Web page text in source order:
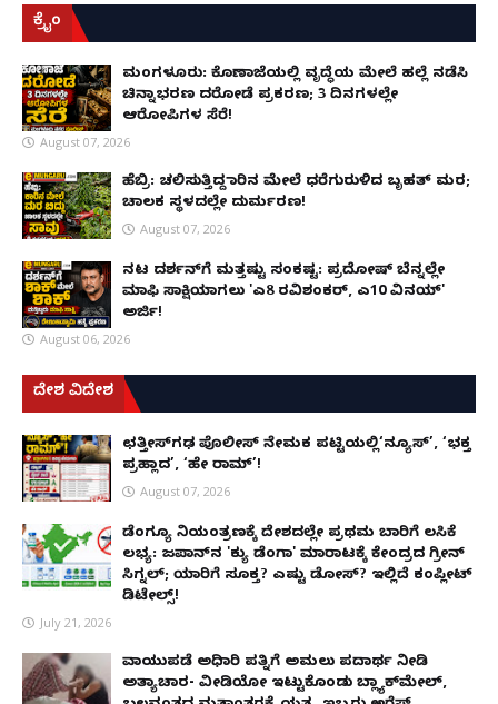
ಕ್ರೈಂ
ಮಂಗಳೂರು: ಕೊಣಾಜೆಯಲ್ಲಿ ವೃದ್ಧೆಯ ಮೇಲೆ ಹಲ್ಲೆ ನಡೆಸಿ
ಚಿನ್ನಾಭರಣ ದರೋಡೆ ಪ್ರಕರಣ; 3 ದಿನಗಳಲ್ಲೇ
ಆರೋಪಿಗಳ ಸೆರೆ!
August 07, 2026
ಹೆಬ್ರಿ: ಚಲಿಸುತ್ತಿದ್ದ ಕಾರಿನ ಮೇಲೆ ಧರೆಗುರುಳಿದ ಬೃಹತ್ ಮರ;
ಚಾಲಕ ಸ್ಥಳದಲ್ಲೇ ದುರ್ಮರಣ!
August 07, 2026
ನಟ ದರ್ಶನ್‌ಗೆ ಮತ್ತಷ್ಟು ಸಂಕಷ್ಟ: ಪ್ರದೋಷ್ ಬೆನ್ನಲ್ಲೇ
ಮಾಫಿ ಸಾಕ್ಷಿಯಾಗಲು 'ಎ8 ರವಿಶಂಕರ್, ಎ10 ವಿನಯ್'
ಅರ್ಜಿ!
August 06, 2026
ದೇಶ ವಿದೇಶ
ಛತ್ತೀಸ್‌ಗಢ ಪೊಲೀಸ್ ನೇಮಕ ಪಟ್ಟಿಯಲ್ಲಿ‘ನ್ಯೂಸ್’, ‘ಭಕ್ತ
ಪ್ರಹ್ಲಾದ’, ‘ಹೇ ರಾಮ್’!
August 07, 2026
ಡೆಂಗ್ಯೂ ನಿಯಂತ್ರಣಕ್ಕೆ ದೇಶದಲ್ಲೇ ಪ್ರಥಮ ಬಾರಿಗೆ ಲಸಿಕೆ
ಲಭ್ಯ: ಜಪಾನ್‌ನ 'ಕ್ಯು ಡೆಂಗಾ' ಮಾರಾಟಕ್ಕೆ ಕೇಂದ್ರದ ಗ್ರೀನ್
ಸಿಗ್ನಲ್; ಯಾರಿಗೆ ಸೂಕ್ತ? ಎಷ್ಟು ಡೋಸ್? ಇಲ್ಲಿದೆ ಕಂಪ್ಲೀಟ್
ಡಿಟೇಲ್ಸ್!
July 21, 2026
ವಾಯುಪಡೆ ಅಧಿಕಾರಿ ಪತ್ನಿಗೆ ಅಮಲು ಪದಾರ್ಥ ನೀಡಿ
ಅತ್ಯಾಚಾರ- ವೀಡಿಯೋ ಇಟ್ಟುಕೊಂಡು ಬ್ಲ್ಯಾಕ್‌ಮೇಲ್,